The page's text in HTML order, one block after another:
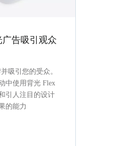
告吸引观众
吸引您的受众。
中使用背光 Flex
引人注目的设计
的能力